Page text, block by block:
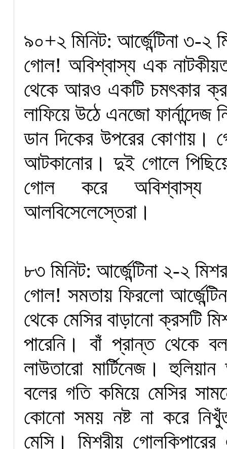
৯০+২ মিনিট: আর্জেন্টিনা ৩-২
গোল! অবিশ্বাস্য এক
থেকে আরও একটি চমৎকার
লাফিয়ে উঠে এনজো
ডান দিকের উপরের কোণায়।
আটকানোর। দুই গোলে
গোল করে অবিশ্বাস্য
আলবিসেলেস্তেরা।
৮৩ মিনিট: আর্জেন্টিনা ২-২
গোল! সমতায় ফিরলো
থেকে মেসির বাড়ানো ক্রসটি
পারেনি। বাঁ প্রান্ত থেকে
লাউতারো মার্টিনেজ।
বলের গতি কমিয়ে মেসির
কোনো সময় নষ্ট না করে
মেসি। মিশরীয়